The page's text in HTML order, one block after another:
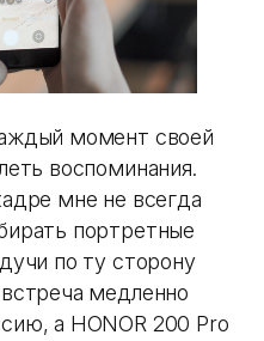
момент своей
воспоминания.
мне не всегда
портретные
по ту сторону
медленно
а HONOR 200 Pro